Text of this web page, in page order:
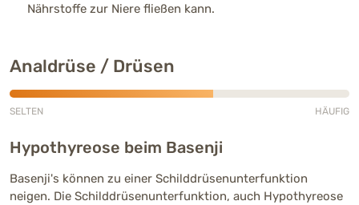
Nährstoffe zur Niere fließen kann.
Analdrüse / Drüsen
SELTEN HÄUFIG
Hypothyreose beim Basenji
Basenji's können zu einer Schilddrüsenunterfunktion
neigen. Die Schilddrüsenunterfunktion, auch Hypothyreose